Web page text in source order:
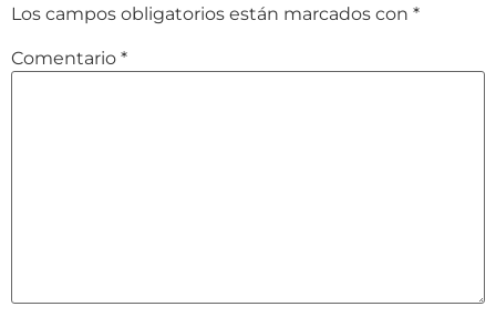
Los campos obligatorios están marcados con *
Comentario *